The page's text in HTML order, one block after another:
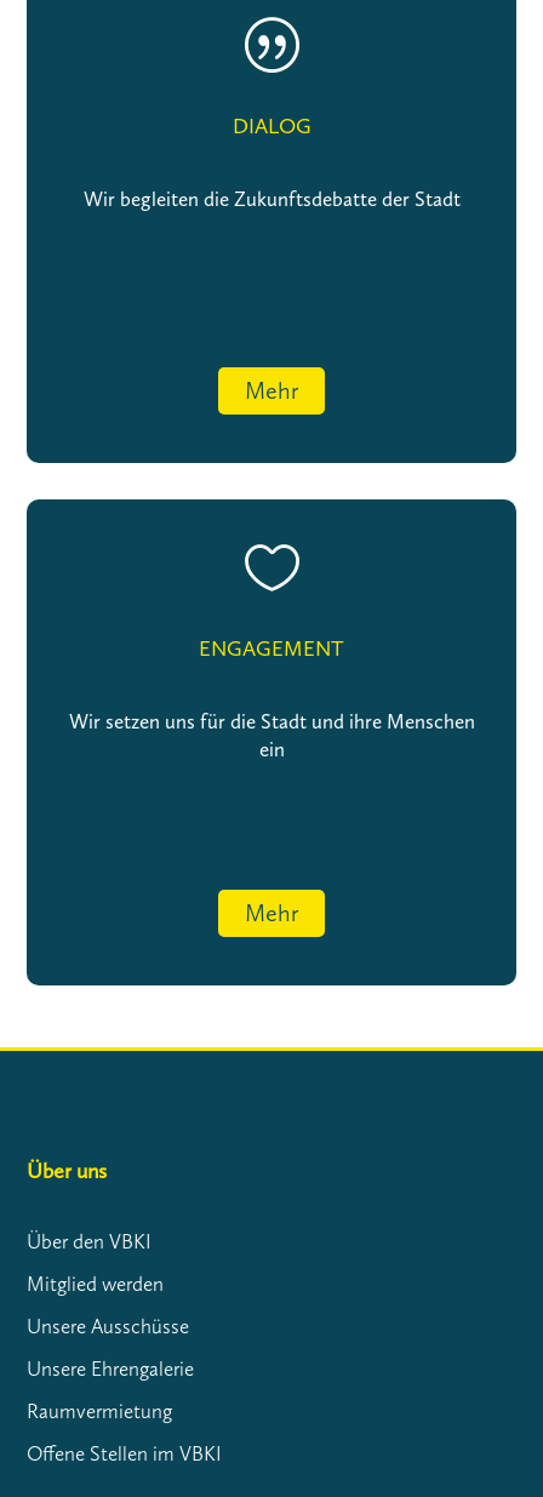
|
DIALOG
Wir begleiten die Zukunftsdebatte der Stadt
Mehr

ENGAGEMENT
Wir setzen uns für die Stadt und ihre Menschen
ein
Mehr
Über uns
Über den VBKI
Mitglied werden
Unsere Ausschüsse
Unsere Ehrengalerie
Raumvermietung
Offene Stellen im VBKI